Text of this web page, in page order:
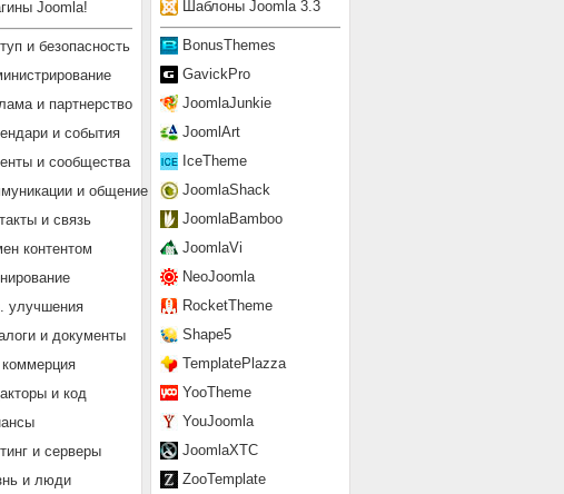
Шаблоны Joomla 3.3
BonusThemes
GavickPro
JoomlaJunkie
JoomlArt
IceTheme
JoomlaShack
JoomlaBamboo
JoomlaVi
NeoJoomla
RocketTheme
Shape5
TemplatePlazza
YooTheme
YouJoomla
JoomlaXTC
ZooTemplate
Joomla!
и безопасность
и партнерство
и события
и сообщества
и общение
и связь
контентом
улучшения
и документы
и код
и серверы
и люди